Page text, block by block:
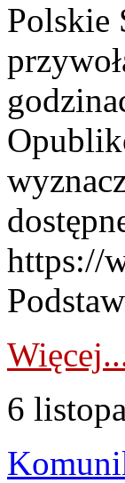
Polskie
https://
6